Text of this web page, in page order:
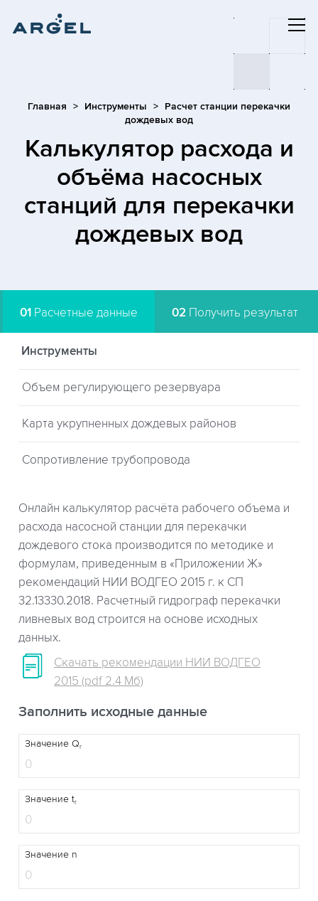
Главная Инструменты
Расчет станции перекачки
дождевых вод
Калькулятор расхода и
объёма насосных
станций для перекачки
дождевых вод
01 Расчетные данные 02 Получить результат
Инструменты
Объем регулирующего резервуара
Карта укрупненных дождевых районов
Сопротивление трубопровода
Онлайн калькулятор расчёта рабочего объема и
расхода насосной станции для перекачки
дождевого стока производится по методике и
формулам, приведенным в «Приложении Ж»
рекомендаций НИИ ВОДГЕО 2015 г. к СП
32.13330.2018. Расчетный гидрограф перекачки
ливневых вод строится на основе исходных
данных.
Скачать рекомендации НИИ ВОДГЕО
2015 (pdf 2.4 Мб)
Заполнить исходные данные
Значение Qr
Значение tr
Значение n